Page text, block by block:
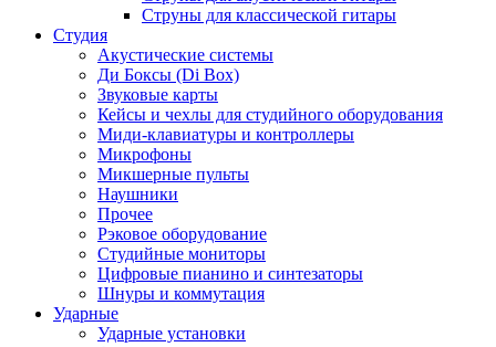
Струны для классической гитары
Студия
Акустические системы
Ди Боксы (Di Box)
Звуковые карты
Кейсы и чехлы для студийного оборудования
Миди-клавиатуры и контроллеры
Микрофоны
Микшерные пульты
Наушники
Прочее
Рэковое оборудование
Студийные мониторы
Цифровые пианино и синтезаторы
Шнуры и коммутация
Ударные
Ударные установки